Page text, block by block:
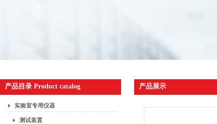
产品目录 Product catalog
实验室专用仪器
测试装置
产品展示